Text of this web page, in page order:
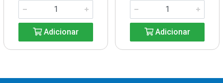
Adicionar Adicionar